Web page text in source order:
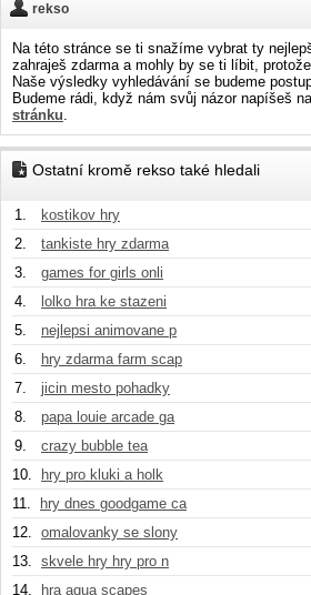
rekso
Na této stránce se ti snažíme vybrat ty
zahraješ zdarma a mohly by se ti líbit,
Naše výsledky vyhledávání se budeme
Budeme rádi, když nám svůj názor napíšeš
stránku.
Ostatní kromě rekso také hledali
1.
kostikov hry
2. tankiste hry zdarma
3. games for girls onli
4.
lolko hra ke stazeni
5.
nejlepsi animovane p
6.
hry zdarma farm scap
7.
jicin mesto pohadky
8. papa louie arcade ga
9. crazy bubble tea
10.
hry pro kluki a holk
11.
hry dnes goodgame ca
12. omalovanky se slony
13. skvele hry hry pro n
14.
hra aqua scapes